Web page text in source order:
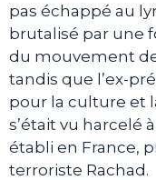
pas échappé au
brutalisé par une
du mouvement
tandis que l’ex-
pour la culture et
s’était vu harcelé
établi en France,
terroriste Rachad.